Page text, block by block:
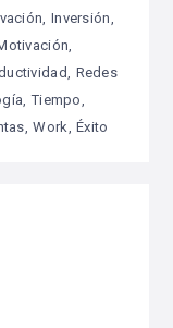
Inversión
Redes
Tiempo
Work Éxito